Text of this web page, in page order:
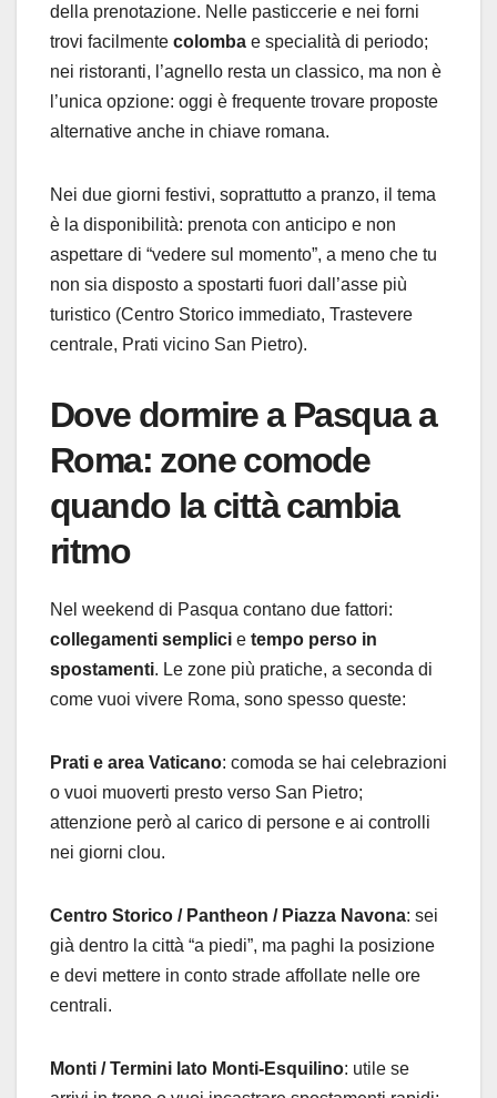
della prenotazione. Nelle pasticcerie e nei forni
trovi facilmente colomba e specialità di periodo;
nei ristoranti, l’agnello resta un classico, ma non è
l’unica opzione: oggi è frequente trovare proposte
alternative anche in chiave romana.
Nei due giorni festivi, soprattutto a pranzo, il tema
è la disponibilità: prenota con anticipo e non
aspettare di “vedere sul momento”, a meno che tu
non sia disposto a spostarti fuori dall’asse più
turistico (Centro Storico immediato, Trastevere
centrale, Prati vicino San Pietro).
Dove dormire a Pasqua a
Roma: zone comode
quando la città cambia
ritmo
Nel weekend di Pasqua contano due fattori:
collegamenti semplici e tempo perso in
spostamenti. Le zone più pratiche, a seconda di
come vuoi vivere Roma, sono spesso queste:
Prati e area Vaticano: comoda se hai celebrazioni
o vuoi muoverti presto verso San Pietro;
attenzione però al carico di persone e ai controlli
nei giorni clou.
Centro Storico / Pantheon / Piazza Navona: sei
già dentro la città “a piedi”, ma paghi la posizione
e devi mettere in conto strade affollate nelle ore
centrali.
Monti / Termini lato Monti-Esquilino: utile se